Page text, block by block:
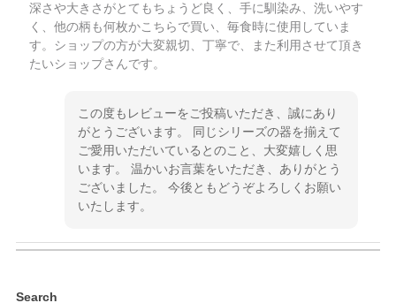
深さや大きさがとてもちょうど良く、手に馴染み、洗いやす
く、他の柄も何枚かこちらで買い、毎食時に使用していま
す。ショップの方が大変親切、丁寧で、また利用させて頂き
たいショップさんです。
この度もレビューをご投稿いただき、誠にあり
がとうございます。 同じシリーズの器を揃えて
ご愛用いただいているとのこと、大変嬉しく思
います。 温かいお言葉をいただき、ありがとう
ございました。 今後ともどうぞよろしくお願い
いたします。
Search